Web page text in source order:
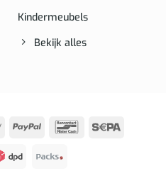
Kindermeubels
Bekijk alles
Apple
PayPal BancontactSepa